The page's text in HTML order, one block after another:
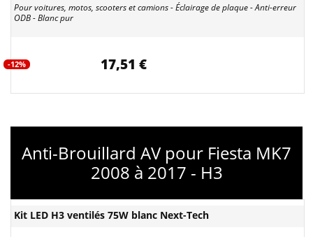
Pour voitures, motos, scooters et camions - Éclairage de plaque - Anti-erreur
ODB - Blanc pur
-12% 17,51 €
Anti-Brouillard AV pour Fiesta MK7
2008 à 2017 - H3
Kit LED H3 ventilés 75W blanc Next-Tech